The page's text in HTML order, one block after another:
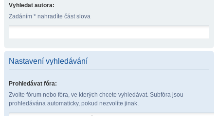
Vyhledat autora:
Zadáním * nahradíte část slova
Nastavení vyhledávání
Prohledávat fóra:
Zvolte fórum nebo fóra, ve kterých chcete vyhledávat. Subfóra jsou
prohledávána automaticky, pokud nezvolíte jinak.